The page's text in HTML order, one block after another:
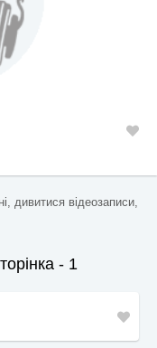
дивитися відеозаписи,
- 1